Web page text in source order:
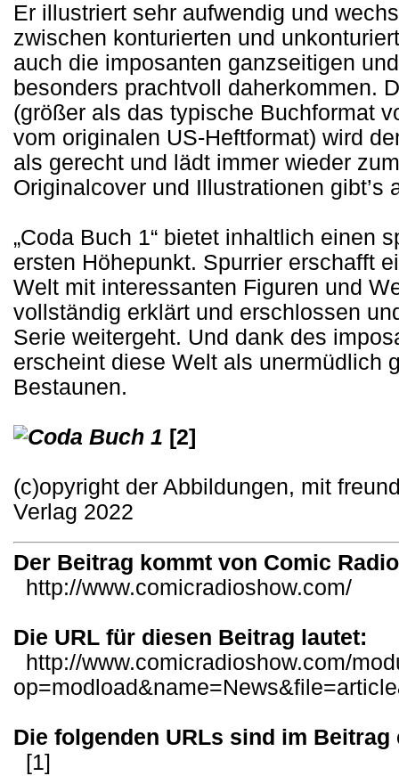
Er illustriert sehr aufwendig und
zwischen konturierten und
auch die imposanten ganzseitigen
besonders prachtvoll daherkommen.
(größer als das typische Buchformat
vom originalen US-Heftformat) wird
als gerecht und lädt immer wieder
Originalcover und Illustrationen gibt’s
„Coda Buch 1“ bietet inhaltlich einen
ersten Höhepunkt. Spurrier erschafft
Welt mit interessanten Figuren und
vollständig erklärt und erschlossen
Serie weitergeht. Und dank des
erscheint diese Welt als unermüdlich
Bestaunen.
[2]
(c)opyright der Abbildungen, mit
Verlag 2022
Der Beitrag kommt von Comic
http://www.comicradioshow.com/
Die URL für diesen Beitrag lautet:
http://www.comicradioshow.com/
Die folgenden URLs sind im Beitrag
[1]